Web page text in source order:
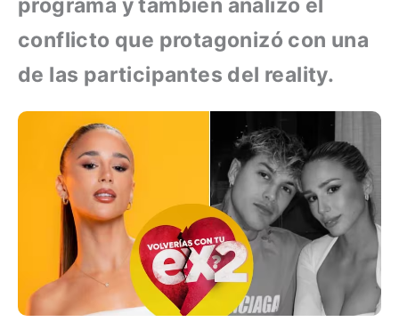
programa y también analizó el
conflicto que protagonizó con una
de las participantes del reality.